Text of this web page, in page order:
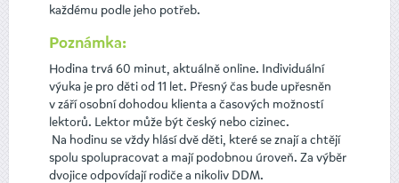
každému podle jeho potřeb.
Poznámka:
Hodina trvá 60 minut, aktuálně online. Individuální
výuka je pro děti od 11 let. Přesný čas bude upřesněn
v září osobní dohodou klienta a časových možností
lektorů. Lektor může být český nebo cizinec.
Na hodinu se vždy hlásí dvě děti, které se znají a chtějí
spolu spolupracovat a mají podobnou úroveň. Za výběr
dvojice odpovídají rodiče a nikoliv DDM.